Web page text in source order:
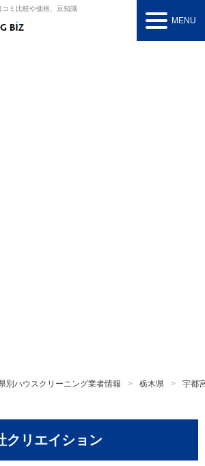
コミ比較や価格、豆知識
MENU
別ハウスクリーニング業者情報 栃木県 宇都
クリエイション